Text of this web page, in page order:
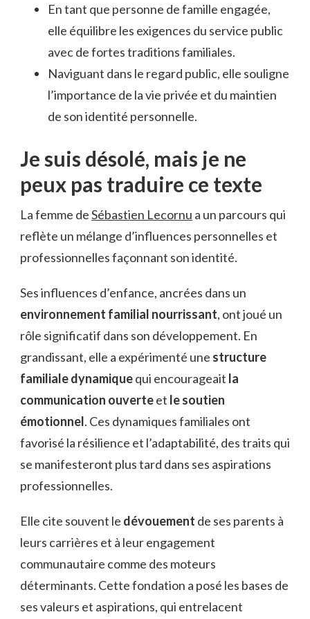
En tant que personne de famille engagée,
elle équilibre les exigences du service public
avec de fortes traditions familiales.
Naviguant dans le regard public, elle souligne
l’importance de la vie privée et du maintien
de son identité personnelle.
Je suis désolé, mais je ne
peux pas traduire ce texte
La femme deSébastien Lecornu a un parcours qui
reflète un mélange d’influences personnelles et
professionnelles façonnant son identité.
Ses influences d’enfance, ancrées dans un
environnement familial nourrissant, ont joué un
rôle significatif dans son développement. En
grandissant, elle a expérimenté une structure
familiale dynamiquequi encourageait la
communication ouverteet le soutien
émotionnel. Ces dynamiques familiales ont
favorisé la résilience et l’adaptabilité, des traits qui
se manifesteront plus tard dans ses aspirations
professionnelles.
Elle cite souvent le dévouement de ses parents à
leurs carrières et à leur engagement
communautaire comme des moteurs
déterminants. Cette fondation a posé les bases de
ses valeurs et aspirations, qui entrelacent